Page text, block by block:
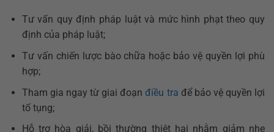
Tư vấn quy định pháp luật và mức hình phạt theo quy
định của pháp luật;
Tư vấn chiến lược bào chữa hoặc bảo vệ quyền lợi phù
hợp;
Tham gia ngay từ giai đoạn điều tra để bảo vệ quyền lợi
tố tụng;
Hỗ trợ hòa giải, bồi thường thiệt hại nhằm giảm nhẹ